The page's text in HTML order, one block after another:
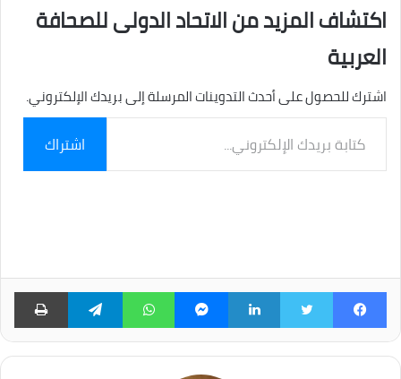
اكتشاف المزيد من الاتحاد الدولى للصحافة
العربية
اشترك للحصول على أحدث التدوينات المرسلة إلى بريدك الإلكتروني.
بريدك
الإلكتروني...
اشتراك
فيسبوك لينكدإن ماسنجر واتساب تيلقرام